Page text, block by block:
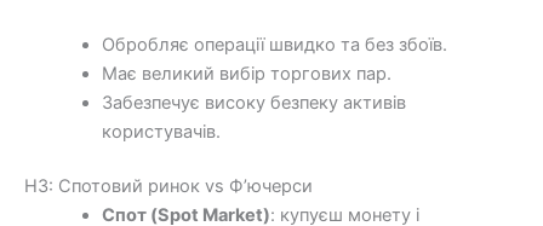
Обробляє операції швидко та без збоїв.
Має великий вибір торгових пар.
Забезпечує високу безпеку активів
користувачів.
H3: Спотовий ринок vs Ф’ючерси
Спот (Spot Market): купуєш монету і